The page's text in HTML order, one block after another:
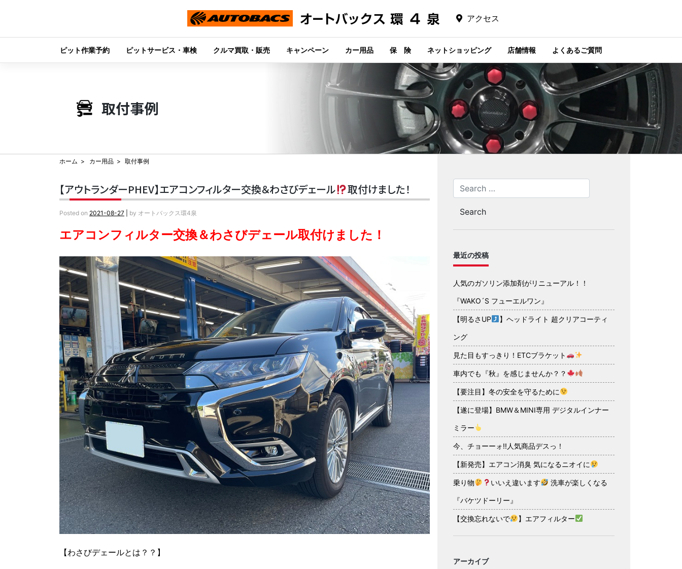
アクセス
ピット作業予約 ピットサービス・車検 クルマ買取・販売 キャンペーン カー用品 保 険 ネットショッピング 店舗情報 よくあるご質問
取付事例
ホーム カー用品 取付事例
【アウトランダーPHEV】エアコンフィルター交換＆わさびデェール 取付けました！
Posted on 2021-08-27 by オートバックス環4泉
エアコンフィルター交換＆わさびデェール取付けました！
【わさびデェールとは？？】
最近の投稿
人気のガソリン添加剤がリニューアル！！
『WAKO´S フューエルワン』
【明るさUP 】ヘッドライト 超クリアコーティ
ング
見た目もすっきり！ETCブラケット
車内でも『秋』を感じませんか？？
【要注目】冬の安全を守るために
【遂に登場】BMW＆MINI専用 デジタルインナー
ミラー
今、チョーーォ!!人気商品デスっ！
【新発売】エアコン消臭 気になるニオイに
乗り物 いいえ違います 洗車が楽しくなる
『バケツドーリー』
【交換忘れないで 】エアフィルター
アーカイブ